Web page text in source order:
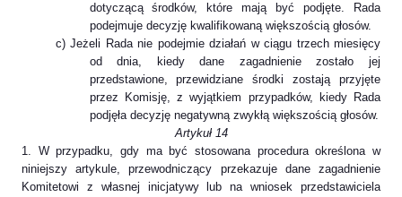
dotyczącą środków, które mają być podjęte. Rada
podejmuje decyzję kwalifikowaną większością głosów.
c) Jeżeli Rada nie podejmie działań w ciągu trzech miesięcy
od dnia, kiedy dane zagadnienie zostało jej
przedstawione, przewidziane środki zostają przyjęte
przez Komisję, z wyjątkiem przypadków, kiedy Rada
podjęła decyzję negatywną zwykłą większością głosów.
Artykuł 14
1. W przypadku, gdy ma być stosowana procedura określona w
niniejszy artykule, przewodniczący przekazuje dane zagadnienie
Komitetowi z własnej inicjatywy lub na wniosek przedstawiciela